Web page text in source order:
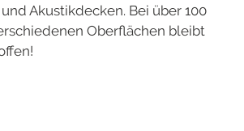
Akustikdecken. Bei über 100
Oberflächen bleibt